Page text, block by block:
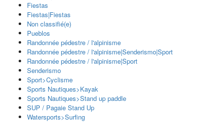
Fiestas
Fiestas|Fiestas
Non classifié(e)
Pueblos
Randonnée pédestre / l'alpinisme
Randonnée pédestre / l'alpinisme|Senderismo|Sport
Randonnée pédestre / l'alpinisme|Sport
Senderismo
Sport>Cyclisme
Sports Nautiques>Kayak
Sports Nautiques>Stand up paddle
SUP / Pagaie Stand Up
Watersports>Surfing